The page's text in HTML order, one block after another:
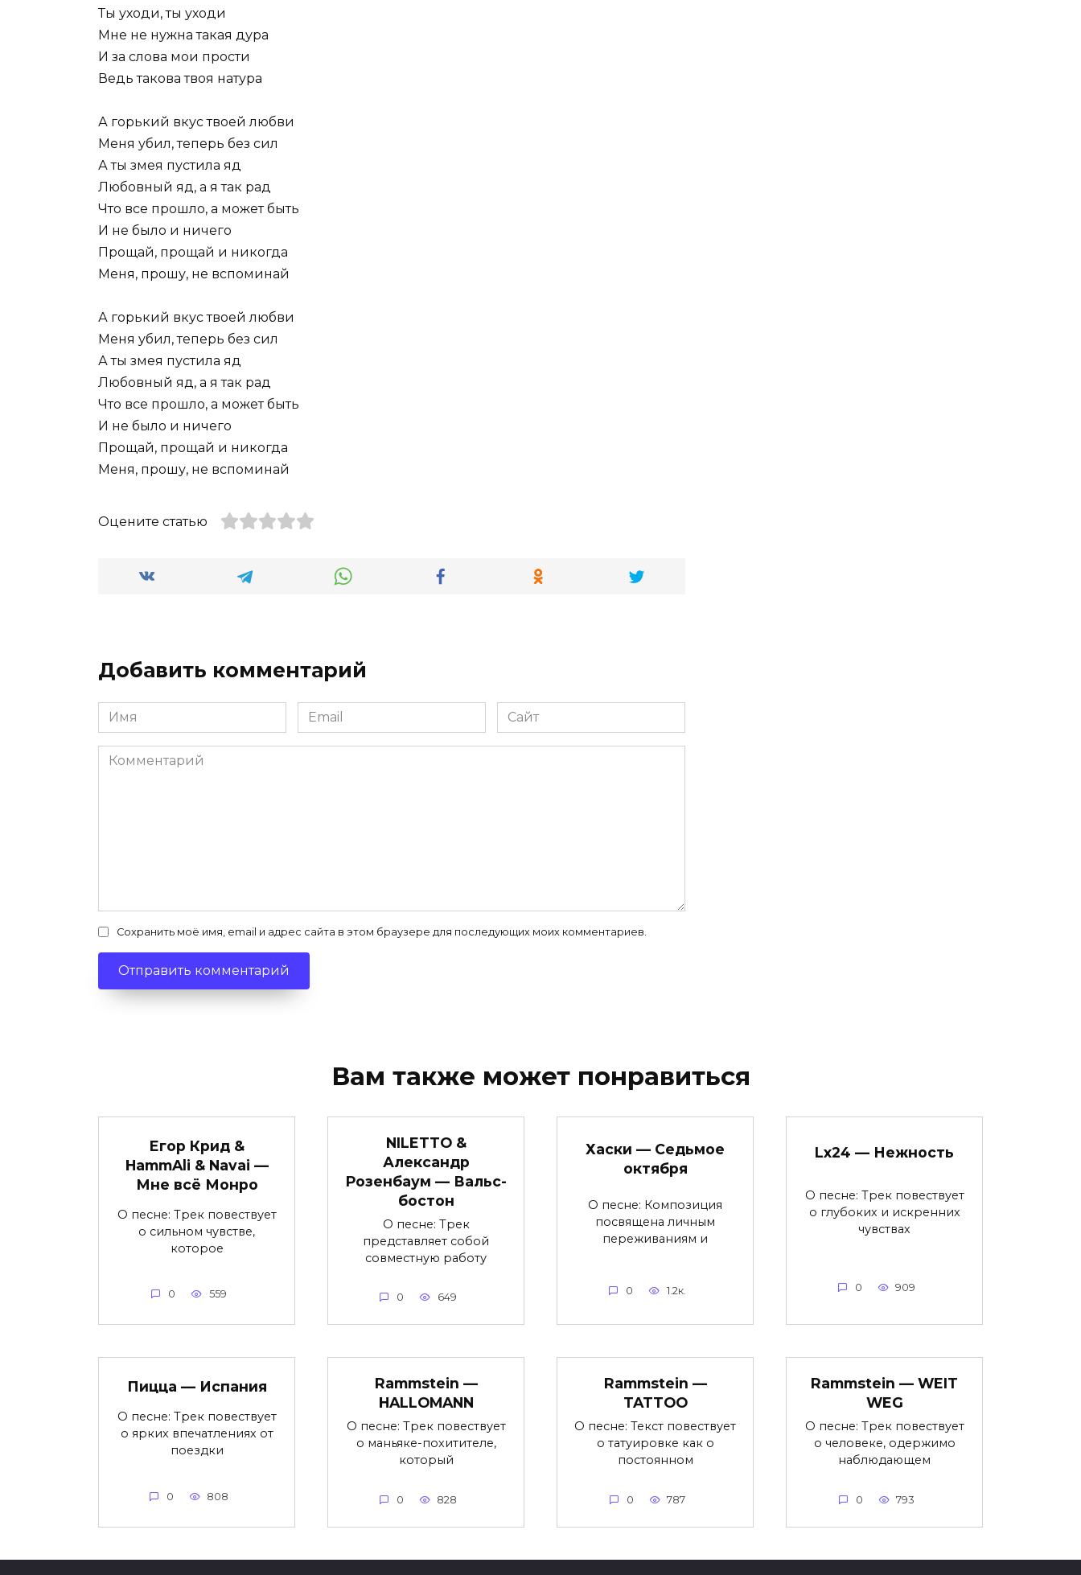
Ты уходи, ты уходи
Мне не нужна такая дура
И за слова мои прости
Ведь такова твоя натура
А горький вкус твоей любви
Меня убил, теперь без сил
А ты змея пустила яд
Любовный яд, а я так рад
Что все прошло, а может быть
И не было и ничего
Прощай, прощай и никогда
Меня, прошу, не вспоминай
А горький вкус твоей любви
Меня убил, теперь без сил
А ты змея пустила яд
Любовный яд, а я так рад
Что все прошло, а может быть
И не было и ничего
Прощай, прощай и никогда
Меня, прошу, не вспоминай
Оцените статью
Добавить комментарий
Имя
*
Email
*
Сайт
Комментарий
Сохранить моё имя, email и адрес сайта в этом браузере для последующих моих комментариев.
Вам также может понравиться
Егор Крид &
HammAli & Navai —
Мне всё Монро
О песне: Трек повествует
о сильном чувстве,
которое
0 559
NILETTO &
Александр
Розенбаум — Вальс-
бостон
О песне: Трек
представляет собой
совместную работу
0 649
Хаски — Седьмое
октября
О песне: Композиция
посвящена личным
переживаниям и
0 1.2к.
Lx24 — Нежность
О песне: Трек повествует
о глубоких и искренних
чувствах
0 909
Пицца — Испания
О песне: Трек повествует
о ярких впечатлениях от
поездки
0 808
Rammstein —
HALLOMANN
О песне: Трек повествует
о маньяке-похитителе,
который
0 828
Rammstein —
TATTOO
О песне: Текст повествует
о татуировке как о
постоянном
0 787
Rammstein — WEIT
WEG
О песне: Трек повествует
о человеке, одержимо
наблюдающем
0 793